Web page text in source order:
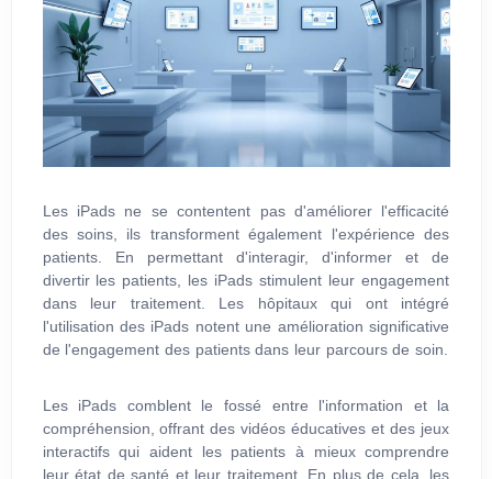
Les iPads ne se contentent pas d'améliorer l'efficacité
des soins, ils transforment également l'expérience des
patients. En permettant d'interagir, d'informer et de
divertir les patients, les iPads stimulent leur engagement
dans leur traitement. Les hôpitaux qui ont intégré
l'utilisation des iPads notent une amélioration significative
de l'engagement des patients dans leur parcours de soin.
Les iPads comblent le fossé entre l'information et la
compréhension, offrant des vidéos éducatives et des jeux
interactifs qui aident les patients à mieux comprendre
leur état de santé et leur traitement. En plus de cela, les